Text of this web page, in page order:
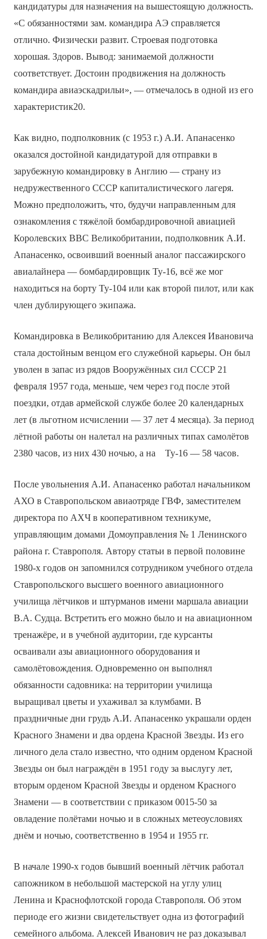
кандидатуры для назначения на вышестоящую должность.
«С обязанностями зам. командира АЭ справляется
отлично. Физически развит. Строевая подготовка
хорошая. Здоров. Вывод: занимаемой должности
соответствует. Достоин продвижения на должность
командира авиаэскадрильи», — отмечалось в одной из его
характеристик20.
Как видно, подполковник (с 1953 г.) А.И. Апанасенко
оказался достойной кандидатурой для отправки в
зарубежную командировку в Англию — страну из
недружественного СССР капиталистического лагеря.
Можно предположить, что, будучи направленным для
ознакомления с тяжёлой бомбардировочной авиацией
Королевских ВВС Великобритании, подполковник А.И.
Апанасенко, освоивший военный аналог пассажирского
авиалайнера — бомбардировщик Ту-16, всё же мог
находиться на борту Ту-104 или как второй пилот, или как
член дублирующего экипажа.
Командировка в Великобританию для Алексея Ивановича
стала достойным венцом его служебной карьеры. Он был
уволен в запас из рядов Вооружённых сил СССР 21
февраля 1957 года, меньше, чем через год после этой
поездки, отдав армейской службе более 20 календарных
лет (в льготном исчислении — 37 лет 4 месяца). За период
лётной работы он налетал на различных типах самолётов
2380 часов, из них 430 ночью, а на Ту-16 — 58 часов.
После увольнения А.И. Апанасенко работал начальником
АХО в Ставропольском авиаотряде ГВФ, заместителем
директора по АХЧ в кооперативном техникуме,
управляющим домами Домоуправления № 1 Ленинского
района г. Ставрополя. Автору статьи в первой половине
1980-х годов он запомнился сотрудником учебного отдела
Ставропольского высшего военного авиационного
училища лётчиков и штурманов имени маршала авиации
В.А. Судца. Встретить его можно было и на авиационном
тренажёре, и в учебной аудитории, где курсанты
осваивали азы авиационного оборудования и
самолётовождения. Одновременно он выполнял
обязанности садовника: на территории училища
выращивал цветы и ухаживал за клумбами. В
праздничные дни грудь А.И. Апанасенко украшали орден
Красного Знамени и два ордена Красной Звезды. Из его
личного дела стало известно, что одним орденом Красной
Звезды он был награждён в 1951 году за выслугу лет,
вторым орденом Красной Звезды и орденом Красного
Знамени — в соответствии с приказом 0015-50 за
овладение полётами ночью и в сложных метеоусловиях
днём и ночью, соответственно в 1954 и 1955 гг.
В начале 1990-х годов бывший военный лётчик работал
сапожником в небольшой мастерской на углу улиц
Ленина и Краснофлотской города Ставрополя. Об этом
периоде его жизни свидетельствует одна из фотографий
семейного альбома. Алексей Иванович не раз доказывал